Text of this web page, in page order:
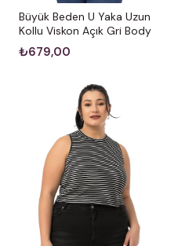
Büyük Beden U Yaka Uzun
Kollu Viskon Açık Gri Body
₺679,00